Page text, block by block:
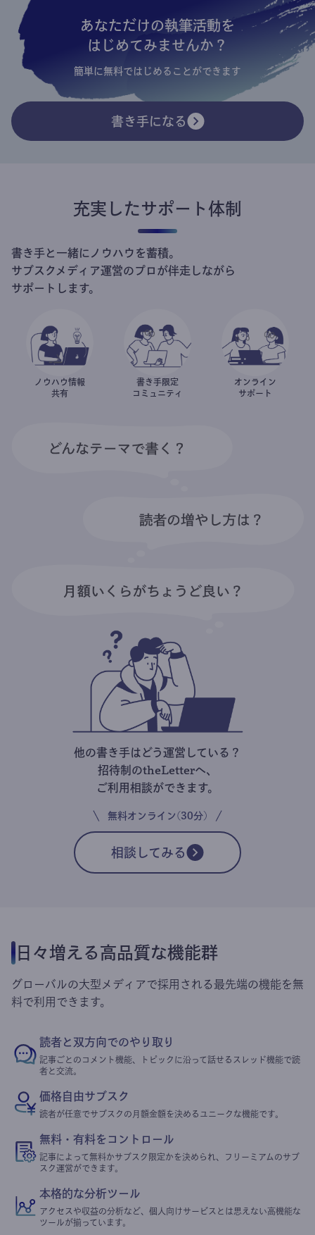
あなただけの執筆活動を
はじめてみませんか？
簡単に無料ではじめることができます
書き手になる
充実したサポート体制
書き手と一緒にノウハウを蓄積。
サブスクメディア運営のプロが伴走しながら
サポートします。
ノウハウ情報
共有
書き手限定
コミュニティ
オンライン
サポート
他の書き手はどう運営している？
招待制のtheLetterへ、
ご利用相談ができます。
無料オンライン(30分)
相談してみる
日々増える高品質な機能群
グローバルの大型メディアで採用される最先端の機能を無
料で利用できます。
読者と双方向でのやり取り
記事ごとのコメント機能、トピックに沿って話せるスレッド機能で読
者と交流。
価格自由サブスク
読者が任意でサブスクの月額金額を決めるユニークな機能です。
無料・有料をコントロール
記事によって無料かサブスク限定かを決められ、フリーミアムのサブ
スク運営ができます。
本格的な分析ツール
アクセスや収益の分析など、個人向けサービスとは思えない高機能な
ツールが揃っています。